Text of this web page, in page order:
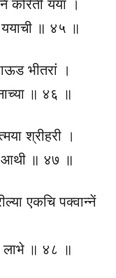
करिती यया ।
॥ ४५ ॥
भीतरां ।
॥ ४६ ॥
श्रीहरी ।
आथी ॥ ४७ ॥
एकचि पक्वान्नें
लाभे ॥ ४८ ॥